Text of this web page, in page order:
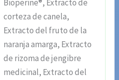
Bioperine®, Extracto de
corteza de canela,
Extracto del fruto de la
naranja amarga, Extracto
de rizoma de jengibre
medicinal, Extracto del